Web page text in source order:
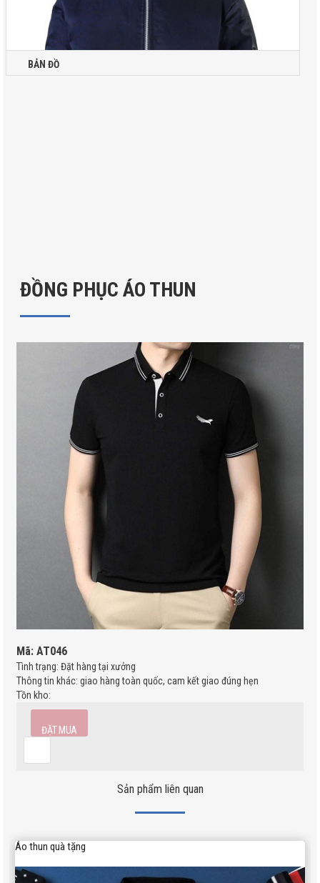
Áo sơ mi nam
BẢN ĐỒ
ĐỒNG PHỤC ÁO THUN
Mã: AT046
Tình trạng: Đặt hàng tại xưởng
Thông tin khác: giao hàng toàn quốc, cam kết giao đúng hẹn
Tồn kho:
Sản phẩm liên quan
Áo thun quà tặng